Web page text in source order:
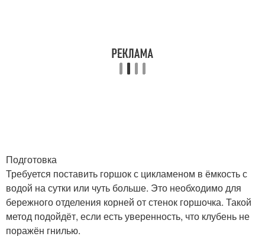
Подготовка
Требуется поставить горшок с цикламеном в ёмкость с
водой на сутки или чуть больше. Это необходимо для
бережного отделения корней от стенок горшочка. Такой
метод подойдёт, если есть уверенность, что клубень не
поражён гнилью.